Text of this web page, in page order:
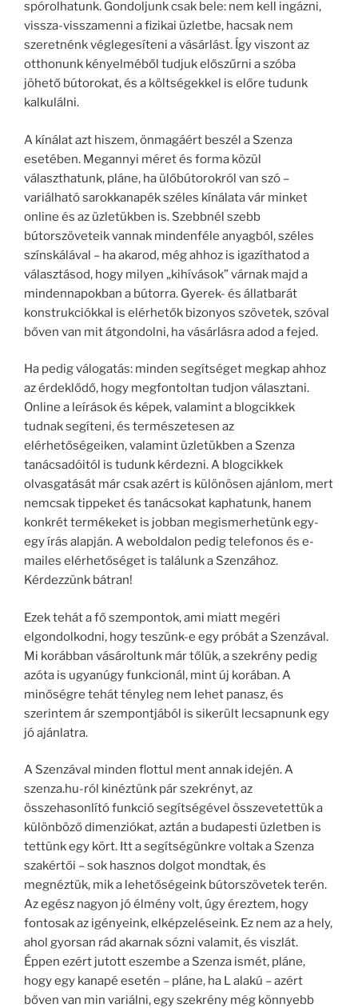
spórolhatunk. Gondoljunk csak bele: nem kell ingázni,
vissza-visszamenni a fizikai üzletbe, hacsak nem
szeretnénk véglegesíteni a vásárlást. Így viszont az
otthonunk kényelméből tudjuk előszűrni a szóba
jöhető bútorokat, és a költségekkel is előre tudunk
kalkulálni.
A kínálat azt hiszem, önmagáért beszél a Szenza
esetében. Megannyi méret és forma közül
választhatunk, pláne, ha ülőbútorokról van szó –
variálható sarokkanapék széles kínálata vár minket
online és az üzletükben is. Szebbnél szebb
bútorszöveteik vannak mindenféle anyagból, széles
színskálával – ha akarod, még ahhoz is igazíthatod a
választásod, hogy milyen „kihívások” várnak majd a
mindennapokban a bútorra. Gyerek- és állatbarát
konstrukciókkal is elérhetők bizonyos szövetek, szóval
bőven van mit átgondolni, ha vásárlásra adod a fejed.
Ha pedig válogatás: minden segítséget megkap ahhoz
az érdeklődő, hogy megfontoltan tudjon választani.
Online a leírások és képek, valamint a blogcikkek
tudnak segíteni, és természetesen az
elérhetőségeiken, valamint üzletükben a Szenza
tanácsadóitól is tudunk kérdezni. A blogcikkek
olvasgatását már csak azért is különösen ajánlom, mert
nemcsak tippeket és tanácsokat kaphatunk, hanem
konkrét termékeket is jobban megismerhetünk egy-
egy írás alapján. A weboldalon pedig telefonos és e-
mailes elérhetőséget is találunk a Szenzához.
Kérdezzünk bátran!
Ezek tehát a fő szempontok, ami miatt megéri
elgondolkodni, hogy teszünk-e egy próbát a Szenzával.
Mi korábban vásároltunk már tőlük, a szekrény pedig
azóta is ugyanúgy funkcionál, mint új korában. A
minőségre tehát tényleg nem lehet panasz, és
szerintem ár szempontjából is sikerült lecsapnunk egy
jó ajánlatra.
A Szenzával minden flottul ment annak idején. A
szenza.hu-ról kinéztünk pár szekrényt, az
összehasonlító funkció segítségével összevetettük a
különböző dimenziókat, aztán a budapesti üzletben is
tettünk egy kört. Itt a segítségünkre voltak a Szenza
szakértői – sok hasznos dolgot mondtak, és
megnéztük, mik a lehetőségeink bútorszövetek terén.
Az egész nagyon jó élmény volt, úgy éreztem, hogy
fontosak az igényeink, elképzeléseink. Ez nem az a hely,
ahol gyorsan rád akarnak sózni valamit, és viszlát.
Éppen ezért jutott eszembe a Szenza ismét, pláne,
hogy egy kanapé esetén – pláne, ha L alakú – azért
bőven van min variálni, egy szekrény még könnyebb